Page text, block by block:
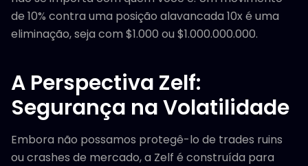
de 10% contra uma posição alavancada 10x é uma
eliminação, seja com $1.000 ou $1.000.000.000.
A Perspectiva Zelf:
Segurança na Volatilidade
Embora não possamos protegê-lo de trades ruins
ou crashes de mercado, a Zelf é construída para